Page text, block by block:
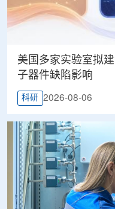
美国多家实验室拟
子器件缺陷影响
科研 2026-08-06